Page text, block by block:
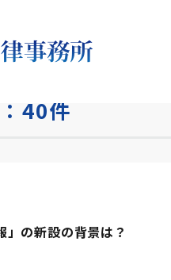
40件
の新設の背景は？